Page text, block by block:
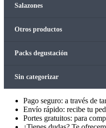
Salazones
Otros productos
Packs degustación
Sin categorizar
Pago seguro: a través de
Envío rápido: recibe tu
Portes gratuitos: para